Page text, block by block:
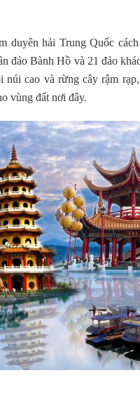
duyên hải Trung Quốc
đảo Bành Hồ và 21 đảo
cao và rừng cây rậm
vùng đất nơi đây.